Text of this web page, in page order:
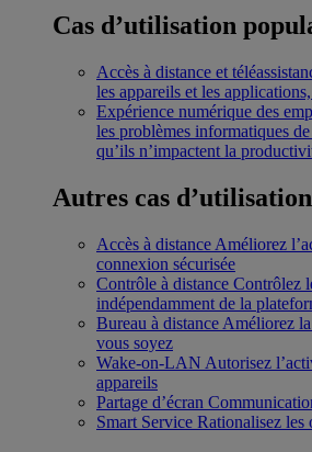
Cas d’utilisation
Accès à distance et
les appareils et les
Expérience numérique des
les problèmes informatiques
qu’ils n’impactent la
Autres cas d’utilisation
Accès à distance Améliorez
connexion sécurisée
Contrôle à distance Contrôlez
indépendamment de la
Bureau à distance Améliorez
vous soyez
Wake-on-LAN Autorisez
appareils
Partage d’écran
Smart Service Rationalisez les